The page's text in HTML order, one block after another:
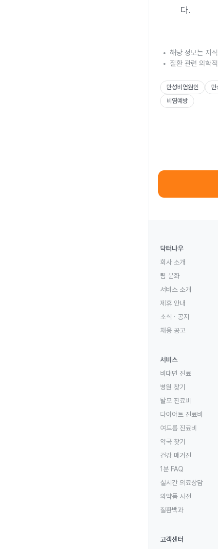
다.
해당 정보는 지
질환 관련 의학
만성비염원인
비염예방
닥터나우
회사 소개
팀 문화
서비스 소개
제휴 안내
소식 · 공지
채용 공고
서비스
비대면 진료
병원 찾기
탈모 진료비
다이어트 진료비
여드름 진료비
약국 찾기
건강 매거진
1분 FAQ
실시간 의료상담
의약품 사전
질환백과
고객센터